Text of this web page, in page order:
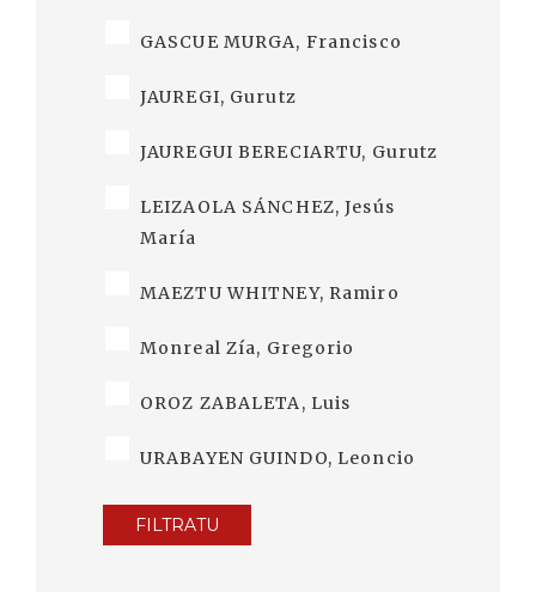
GASCUE MURGA, Francisco
JAUREGI, Gurutz
JAUREGUI BERECIARTU, Gurutz
LEIZAOLA SÁNCHEZ, Jesús
María
MAEZTU WHITNEY, Ramiro
Monreal Zía, Gregorio
OROZ ZABALETA, Luis
URABAYEN GUINDO, Leoncio
FILTRATU